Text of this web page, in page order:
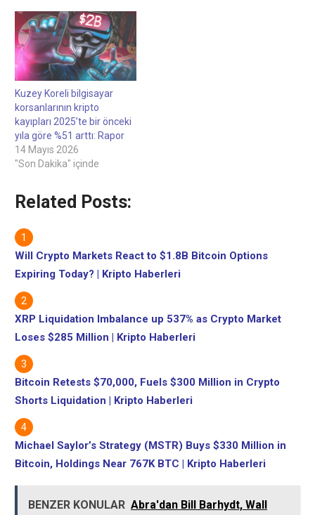
Kuzey Koreli bilgisayar
korsanlarının kripto
kayıpları 2025’te bir önceki
yıla göre %51 arttı: Rapor
14 Mayıs 2026
"Son Dakika" içinde
Related Posts:
Will Crypto Markets React to $1.8B Bitcoin Options
Expiring Today? | Kripto Haberleri
XRP Liquidation Imbalance up 537% as Crypto Market
Loses $285 Million | Kripto Haberleri
Bitcoin Retests $70,000, Fuels $300 Million in Crypto
Shorts Liquidation | Kripto Haberleri
Michael Saylor’s Strategy (MSTR) Buys $330 Million in
Bitcoin, Holdings Near 767K BTC | Kripto Haberleri
BENZER KONULAR Abra'dan Bill Barhydt, Wall